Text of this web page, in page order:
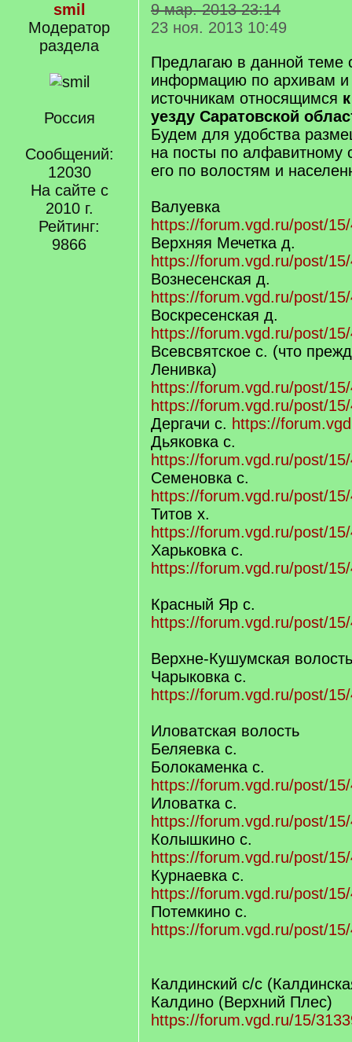
smil
Модератор
раздела
Россия
Сообщений:
12030
На сайте с
2010 г.
Рейтинг:
9866
9 мар. 2013 23:14
23 ноя. 2013 10:49
Предлагаю в данной теме
информацию по архивам и
источникам относящимся
уезду Саратовской
Будем для удобства
на посты по алфавитному
его по волостям и
Валуевка
https://forum.vgd.ru/post/
Верхняя Мечетка д.
https://forum.vgd.ru/post/
Вознесенская д.
https://forum.vgd.ru/post/
Воскресенская д.
https://forum.vgd.ru/post/
Всевсвятское с. (что
Ленивка)
https://forum.vgd.ru/post/
https://forum.vgd.ru/post/
Дергачи с. https://
Дьяковка с.
https://forum.vgd.ru/post/
Семеновка с.
https://forum.vgd.ru/post/
Титов х.
https://forum.vgd.ru/post/
Харьковка с.
https://forum.vgd.ru/post/
Красный Яр с.
https://forum.vgd.ru/post/
Верхне-Кушумская волость
Чарыковка с.
https://forum.vgd.ru/post/
Иловатская волость
Беляевка с.
Болокаменка с.
https://forum.vgd.ru/post/
Иловатка с.
https://forum.vgd.ru/post/
Колышкино с.
https://forum.vgd.ru/post/
Курнаевка с.
https://forum.vgd.ru/post/
Потемкино с.
https://forum.vgd.ru/post/
Калдинский с/с
Калдино (Верхний Плес)
https://forum.vgd.ru/15/